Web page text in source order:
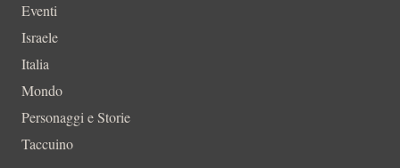
Eventi
Israele
Italia
Mondo
Personaggi e Storie
Taccuino